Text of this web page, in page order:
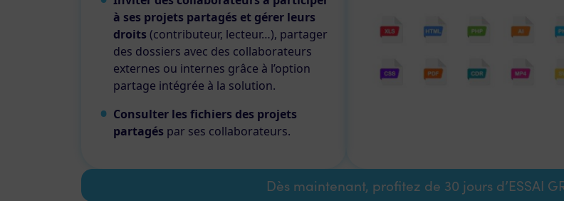
à ses projets partagés et gérer leurs
droits (contributeur, lecteur…), partager
des dossiers avec des collaborateurs
externes ou internes grâce à l’option
partage intégrée à la solution.
Consulter les fichiers des projets
partagés par ses collaborateurs.
Dès maintenant, profitez de 30 jours d’ESSAI